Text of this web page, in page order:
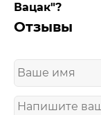
Вацак"?
Отзывы